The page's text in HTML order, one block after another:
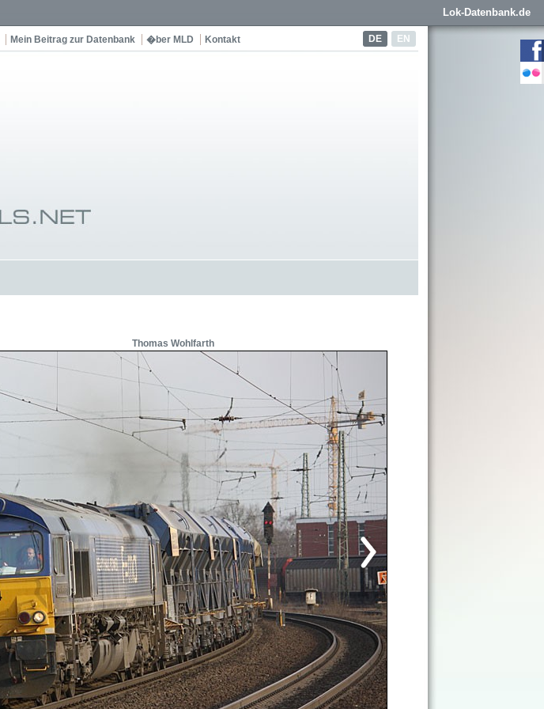
Lok-Datenbank.de
DE EN
Mein Beitrag zur Datenbank �ber MLD Kontakt
Thomas Wohlfarth